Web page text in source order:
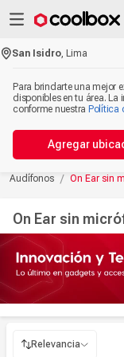
San Isidro ,Lima
Para brindarte una mejor
disponibles en tu área.
conforme nuestra Política
Agregar
Audífonos On Ear sin
On Ear sin
Relevancia